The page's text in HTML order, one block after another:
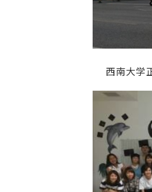
西南大学